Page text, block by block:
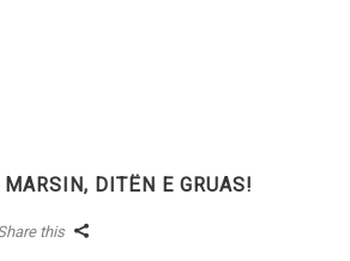
DITËN E GRUAS!
this